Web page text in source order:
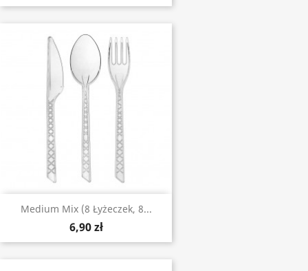
Medium Mix (8 Łyżeczek, 8...
6,90 zł